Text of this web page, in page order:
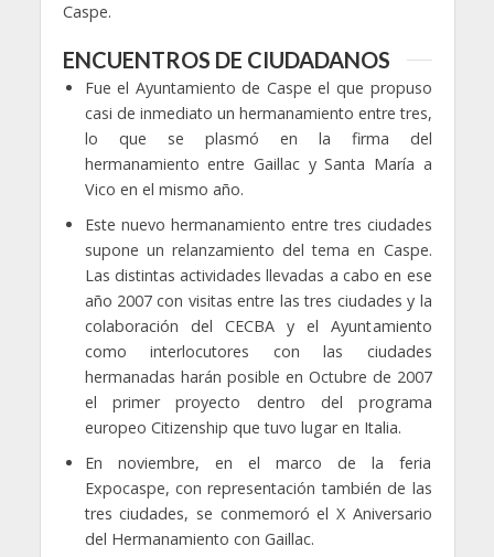
Caspe.
ENCUENTROS DE CIUDADANOS
Fue el Ayuntamiento de Caspe el que propuso
casi de inmediato un hermanamiento entre tres,
lo que se plasmó en la firma del
hermanamiento entre Gaillac y Santa María a
Vico en el mismo año.
Este nuevo hermanamiento entre tres ciudades
supone un relanzamiento del tema en Caspe.
Las distintas actividades llevadas a cabo en ese
año 2007 con visitas entre las tres ciudades y la
colaboración del CECBA y el Ayuntamiento
como interlocutores con las ciudades
hermanadas harán posible en Octubre de 2007
el primer proyecto dentro del programa
europeo Citizenship que tuvo lugar en Italia.
En noviembre, en el marco de la feria
Expocaspe, con representación también de las
tres ciudades, se conmemoró el X Aniversario
del Hermanamiento con Gaillac.